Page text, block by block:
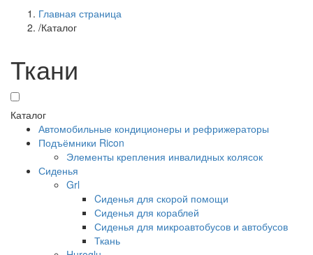
Главная страница
/Каталог
Ткани
Каталог
Автомобильные кондиционеры и рефрижераторы
Подъёмники Ricon
Элементы крепления инвалидных колясок
Сиденья
Grl
Cиденья для скорой помощи
Сиденья для кораблей
Сиденья для микроавтобусов и автобусов
Ткань